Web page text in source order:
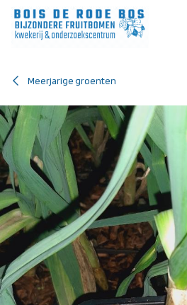
Overslaan naar inhoud
Meerjarige groenten